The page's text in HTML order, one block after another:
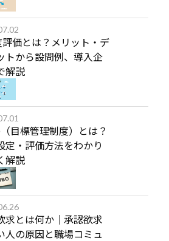
評価とは？メリット・デ
トから設問例、導入企
解説
目標管理制度）とは？
定・評価方法をわかり
解説
求とは何か｜承認欲求
人の原因と職場コミュ